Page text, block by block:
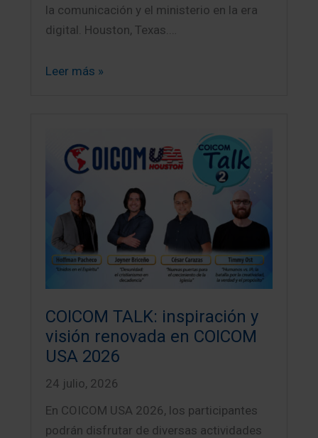
la comunicación y el ministerio en la era
digital. Houston, Texas.…
Leer más »
COICOM TALK: inspiración y
visión renovada en COICOM
USA 2026
24 julio, 2026
En COICOM USA 2026, los participantes
podrán disfrutar de diversas actividades